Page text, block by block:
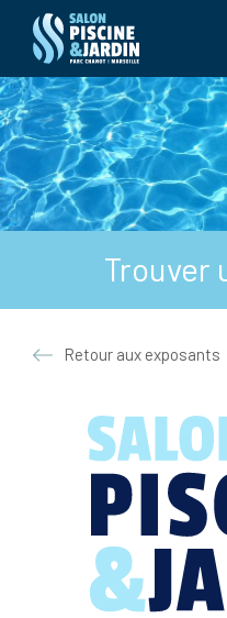
Trouver
Retour aux exposants